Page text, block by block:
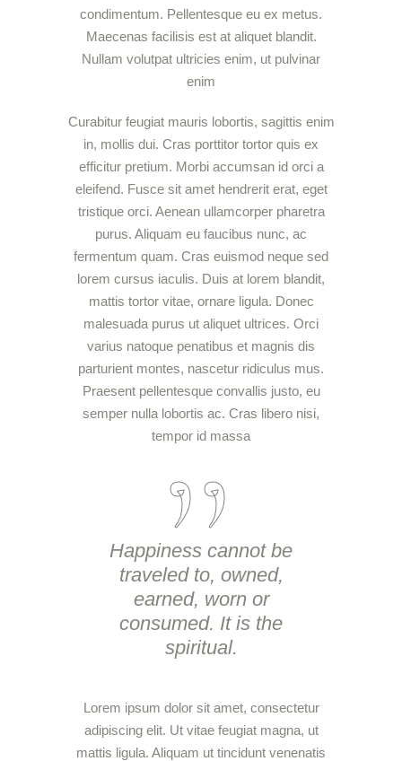
condimentum. Pellentesque eu ex metus.
Maecenas facilisis est at aliquet blandit.
Nullam volutpat ultricies enim, ut pulvinar
enim
Curabitur feugiat mauris lobortis, sagittis enim
in, mollis dui. Cras porttitor tortor quis ex
efficitur pretium. Morbi accumsan id orci a
eleifend. Fusce sit amet hendrerit erat, eget
tristique orci. Aenean ullamcorper pharetra
purus. Aliquam eu faucibus nunc, ac
fermentum quam. Cras euismod neque sed
lorem cursus iaculis. Duis at lorem blandit,
mattis tortor vitae, ornare ligula. Donec
malesuada purus ut aliquet ultrices. Orci
varius natoque penatibus et magnis dis
parturient montes, nascetur ridiculus mus.
Praesent pellentesque convallis justo, eu
semper nulla lobortis ac. Cras libero nisi,
tempor id massa
Happiness cannot be
traveled to, owned,
earned, worn or
consumed. It is the
spiritual.
Lorem ipsum dolor sit amet, consectetur
adipiscing elit. Ut vitae feugiat magna, ut
mattis ligula. Aliquam ut tincidunt venenatis